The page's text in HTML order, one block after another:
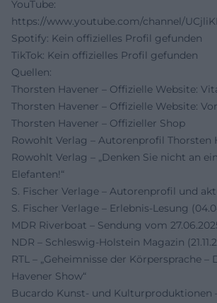
YouTube:
https://www.youtube.com/channel/
Spotify: Kein offizielles Profil gefunden
TikTok: Kein offizielles Profil gefunden
Quellen:
Thorsten Havener – Offizielle Website:
Thorsten Havener – Offizielle Website:
Thorsten Havener – Offizieller Shop
Rowohlt Verlag – Autorenprofil Thorsten
Rowohlt Verlag – „Denken Sie nicht an
Elefanten!“
S. Fischer Verlage – Autorenprofil und
S. Fischer Verlage – Erlebnis-Lesung
MDR Riverboat – Sendung vom
NDR – Schleswig-Holstein Magazin
RTL – „Geheimnisse der Körpersprache –
Havener Show“
Bucardo Kunst- und Kulturproduktionen